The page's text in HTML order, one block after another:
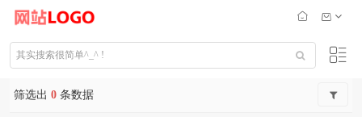
筛选出 0 条数据